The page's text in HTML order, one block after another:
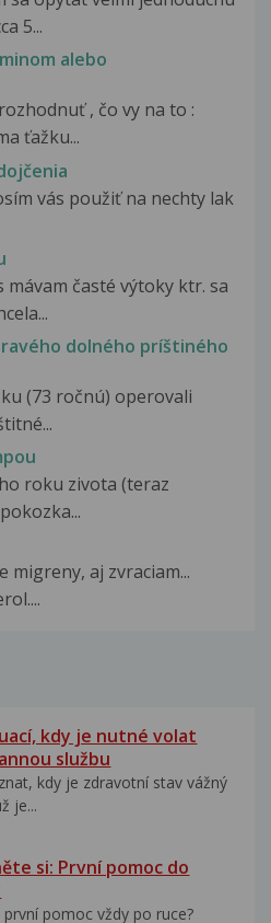
5...
alebo
, čo vy na to :
ťažku...
vás použiť na nechty lak
mávam časté výtoky ktr. sa
dolného príštiného
(73 ročnú) operovali
roku zivota (teraz
migreny, aj zvraciam...
kdy je nutné volat
službu
kdy je zdravotní stav vážný
je...
si: První pomoc do
první pomoc vždy po ruce?